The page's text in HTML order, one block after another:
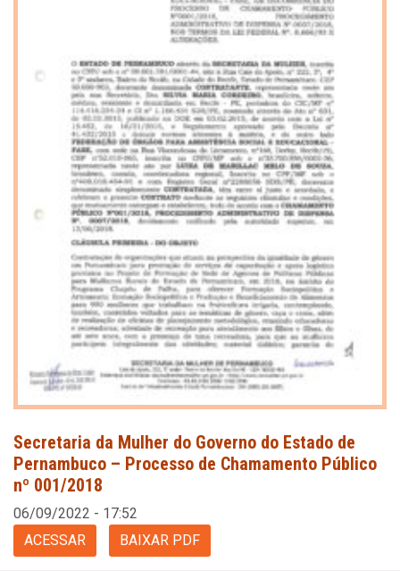
Secretaria da Mulher do Governo do Estado de
Pernambuco – Processo de Chamamento Público
nº 001/2018
06/09/2022 - 17:52
ACESSAR
BAIXAR PDF